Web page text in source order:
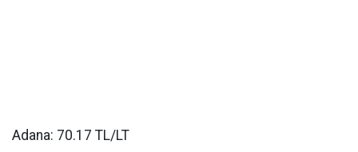
Adana: 70.17 TL/LT